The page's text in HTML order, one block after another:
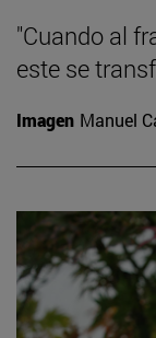
"Cuando al
este se
Imagen Manuel